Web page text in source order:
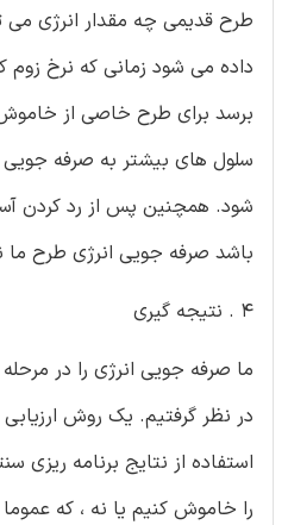
طرح قدیمی چه مقدار انرژی می
داده می شود زمانی که نرخ زوم
برسد برای طرح خاصی از
سلول های بیشتر به صرفه
باشد صرفه جویی انرژی طرح ما
4 . نتیجه گیری
ما صرفه جویی انرژی را در
در نظر گرفتیم. یک روش ارزیابی
استفاده از نتایج برنامه ریزی
را خاموش کنیم یا نه ، که